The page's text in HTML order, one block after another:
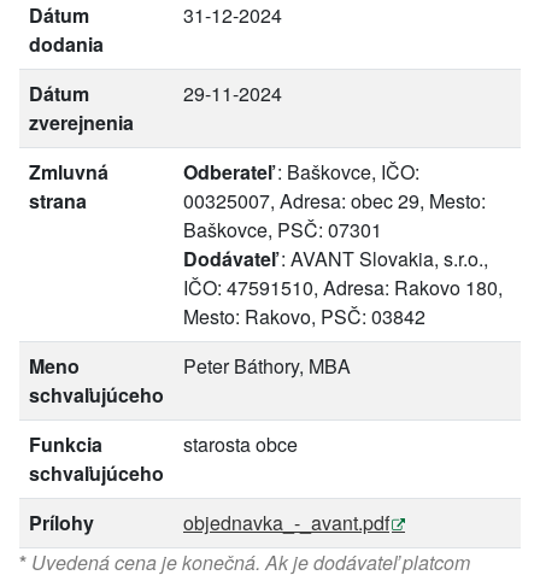
Dátum
dodania
31-12-2024
Dátum
zverejnenia
29-11-2024
Zmluvná
strana
Odberateľ: Baškovce, IČO:
00325007, Adresa: obec 29, Mesto:
Baškovce, PSČ: 07301
Dodávateľ: AVANT Slovakia, s.r.o.,
IČO: 47591510, Adresa: Rakovo 180,
Mesto: Rakovo, PSČ: 03842
Meno
schvaľujúceho
Peter Báthory, MBA
Funkcia
schvaľujúceho
starosta obce
Prílohy
objednavka_-_avant.pdf
* Uvedená cena je konečná. Ak je dodávateľ platcom